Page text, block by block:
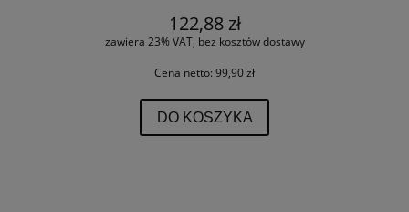
122,88 zł
zawiera 23% VAT, bez kosztów dostawy
Cena netto: 99,90 zł
DO KOSZYKA